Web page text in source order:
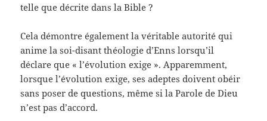
telle que décrite dans la Bible ?
Cela démontre également la véritable autorité qui
anime la soi-disant théologie d’Enns lorsqu’il
déclare que « l’évolution exige ». Apparemment,
lorsque l’évolution exige, ses adeptes doivent obéir
sans poser de questions, même si la Parole de Dieu
n’est pas d’accord.